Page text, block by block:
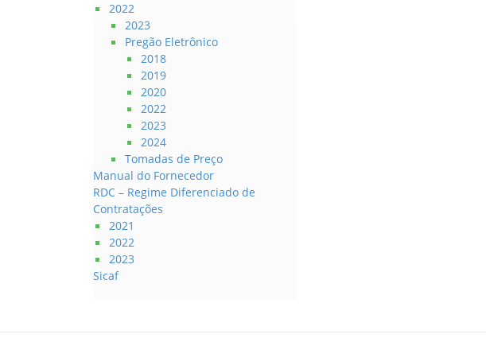
2022
2023
Pregão Eletrônico
2018
2019
2020
2022
2023
2024
Tomadas de Preço
Manual do Fornecedor
RDC – Regime Diferenciado de
Contratações
2021
2022
2023
Sicaf